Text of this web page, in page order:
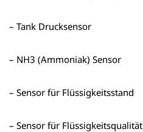
– Tank Drucksensor
– NH3 (Ammoniak) Sensor
– Sensor für Flüssigkeitsstand
– Sensor für Flüssigkeitsqualität